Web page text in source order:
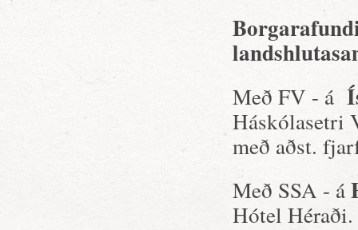
Með FV - á
Háskólasetri
með aðst.
Með SSA - á
Hótel Héraði.